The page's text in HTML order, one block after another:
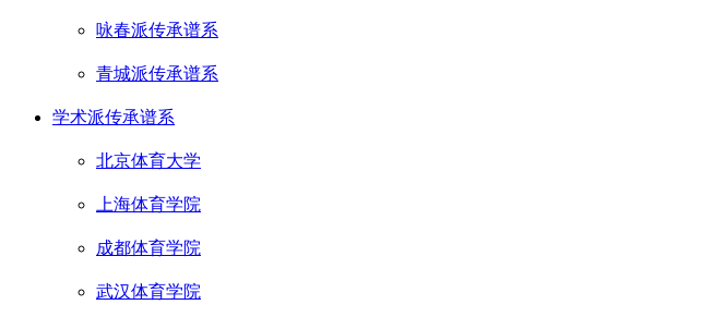
咏春派传承谱系
青城派传承谱系
学术派传承谱系
北京体育大学
上海体育学院
成都体育学院
武汉体育学院